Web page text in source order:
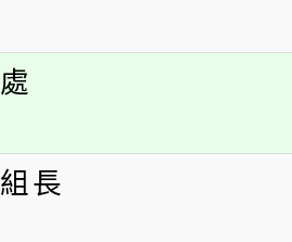
，詳情可洽有
能研習
教育及科技中
習活教案入校路
農教育專業人
長